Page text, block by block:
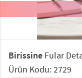
Tunik
Birissine Fular
Ürün Kodu: 2729